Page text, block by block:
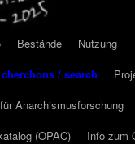
Bestände
Nutzung
/ search
Anarchismusforschung
(OPAC)
Info zum